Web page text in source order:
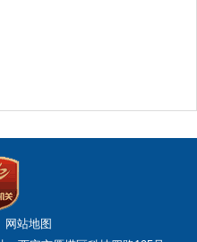
网站地图